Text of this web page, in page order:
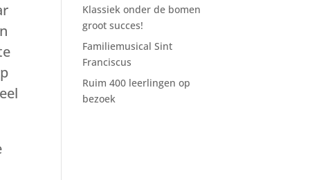
Klassiek onder de bomen
groot succes!
Familiemusical Sint
Franciscus
Ruim 400 leerlingen op
bezoek